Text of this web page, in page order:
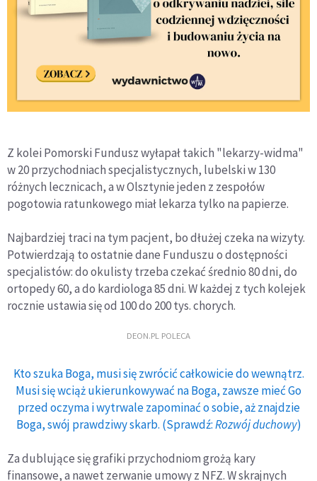
Z kolei Pomorski Fundusz wyłapał takich "lekarzy-widma"
w 20 przychodniach specjalistycznych, lubelski w 130
różnych lecznicach, a w Olsztynie jeden z zespołów
pogotowia ratunkowego miał lekarza tylko na papierze.
Najbardziej traci na tym pacjent, bo dłużej czeka na wizyty.
Potwierdzają to ostatnie dane Funduszu o dostępności
specjalistów: do okulisty trzeba czekać średnio 80 dni, do
ortopedy 60, a do kardiologa 85 dni. W każdej z tych kolejek
rocznie ustawia się od 100 do 200 tys. chorych.
DEON.PL POLECA
Kto szuka Boga, musi się zwrócić całkowicie do wewnątrz.
Musi się wciąż ukierunkowywać na Boga, zawsze mieć Go
przed oczyma i wytrwale zapominać o sobie, aż znajdzie
Boga, swój prawdziwy skarb. (Sprawdź:Rozwój duchowy)
Za dublujące się grafiki przychodniom grożą kary
finansowe, a nawet zerwanie umowy z NFZ. W skrajnych